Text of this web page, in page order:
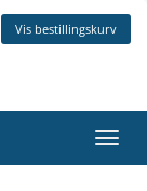
Vis bestillingskurv
Skift